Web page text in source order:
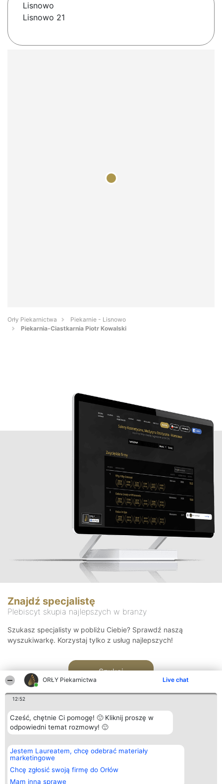
ORŁY Piekarnictwa Live chat
12:52
Cześć, chętnie Ci pomogę! 🙂 Kliknij proszę w
odpowiedni temat rozmowy! 🙂
Jestem Laureatem, chcę odebrać materiały
marketingowe
Chcę zgłosić swoją firmę do Orłów
Mam inną sprawę
Lisnowo
Lisnowo 21
Orły Piekarnictwa
Piekarnie - Lisnowo
Piekarnia-Ciastkarnia Piotr Kowalski
Znajdź specjalistę
Plebiscyt skupia najlepszych w branży
Szukasz specjalisty w pobliżu Ciebie? Sprawdź naszą
wyszukiwarkę. Korzystaj tylko z usług najlepszych!
Szukaj
Organizator plebiscytu
Bright Side Solutions sp. z o.
o. sp. k.
ul. Ruska 22
Wrocław 50-079
KRS 0000749100 | Regon
Plebiscyt
Laureaci
wszystkich
Laureatów
Kontakt
Kontakt